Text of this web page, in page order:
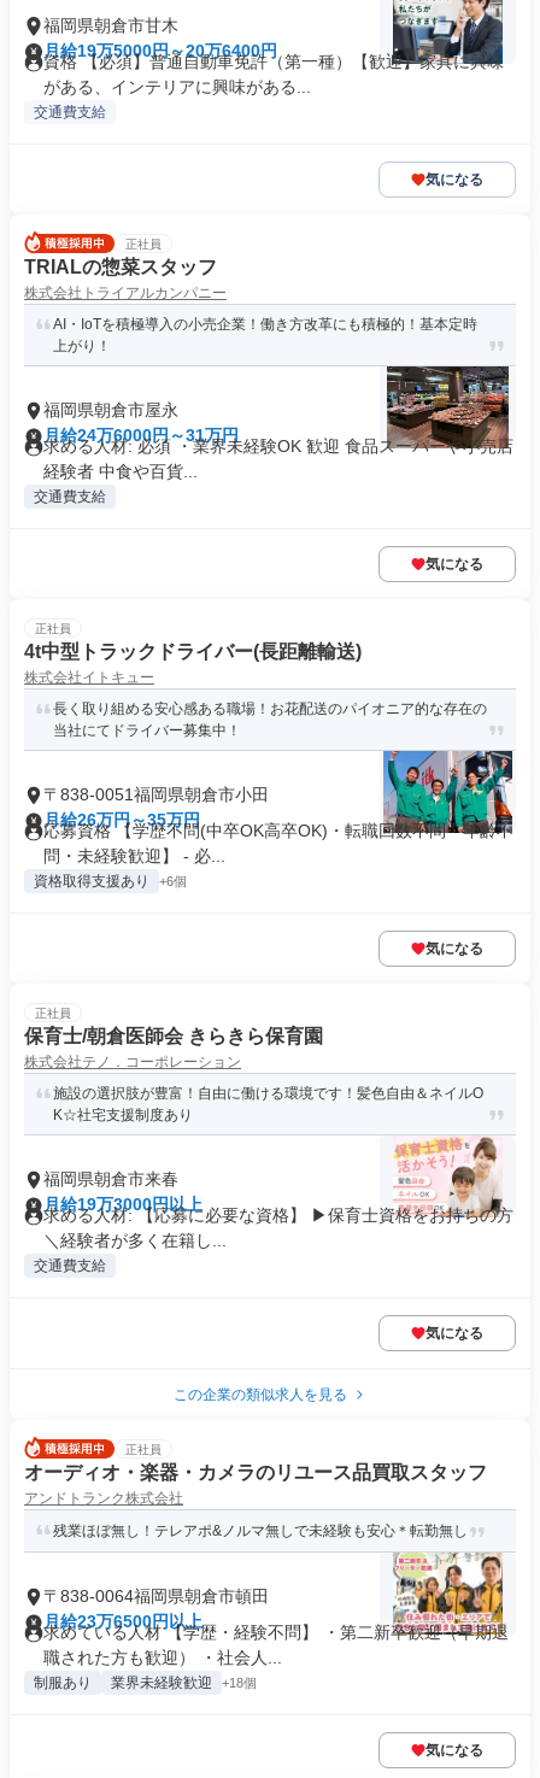
福岡県朝倉市甘木
月給19万5000円～20万6400円
資格 【必須】普通自動車免許（第一種）【歓迎】家具に興味
がある、インテリアに興味がある...
交通費支給
気になる
正社員
TRIALの惣菜スタッフ
株式会社トライアルカンパニー
AI・IoTを積極導入の小売企業！働き方改革にも積極的！基本定時
上がり！
福岡県朝倉市屋永
月給24万6000円～31万円
求める人材: 必須 ・業界未経験OK 歓迎 食品スーパーや小売店
経験者 中食や百貨...
交通費支給
気になる
正社員
4t中型トラックドライバー(長距離輸送)
株式会社イトキュー
長く取り組める安心感ある職場！お花配送のパイオニア的な存在の
当社にてドライバー募集中！
〒838-0051福岡県朝倉市小田
月給26万円～35万円
応募資格 【学歴不問(中卒OK高卒OK)・転職回数不問・年齢不
問・未経験歓迎】 - 必...
資格取得支援あり +6個
気になる
正社員
保育士/朝倉医師会 きらきら保育園
株式会社テノ．コーポレーション
施設の選択肢が豊富！自由に働ける環境です！髪色自由＆ネイルO
K☆社宅支援制度あり
福岡県朝倉市来春
月給19万3000円以上
求める人材: 【応募に必要な資格】 ▶保育士資格をお持ちの方
＼経験者が多く在籍し...
交通費支給
気になる
この企業の類似求人を見る
正社員
オーディオ・楽器・カメラのリユース品買取スタッフ
アンドトランク株式会社
残業ほぼ無し！テレアポ&ノルマ無しで未経験も安心＊転勤無し
〒838-0064福岡県朝倉市頓田
月給23万6500円以上
求めている人材 【学歴・経験不問】 ・第二新卒歓迎（早期退
職された方も歓迎） ・社会人...
制服あり 業界未経験歓迎 +18個
気になる